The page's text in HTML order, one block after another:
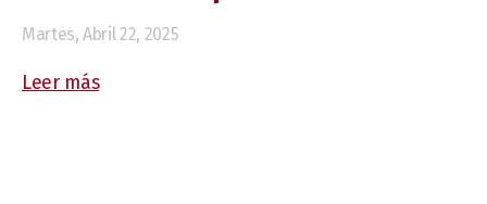
Martes, Abril 22, 2025
Leer más